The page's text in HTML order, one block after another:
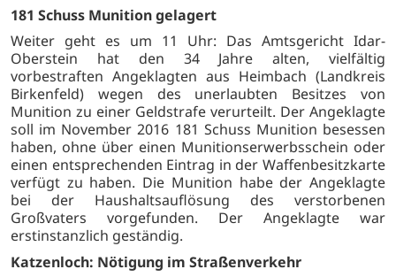
181 Schuss Munition gelagert
Weiter geht es um 11 Uhr: Das Amtsgericht Idar-
Oberstein hat den 34 Jahre alten, vielfältig
vorbestraften Angeklagten aus Heimbach (Landkreis
Birkenfeld) wegen des unerlaubten Besitzes von
Munition zu einer Geldstrafe verurteilt. Der Angeklagte
soll im November 2016 181 Schuss Munition besessen
haben, ohne über einen Munitionserwerbsschein oder
einen entsprechenden Eintrag in der Waffenbesitzkarte
verfügt zu haben. Die Munition habe der Angeklagte
bei der Haushaltsauflösung des verstorbenen
Großvaters vorgefunden. Der Angeklagte war
erstinstanzlich geständig.
Katzenloch: Nötigung im Straßenverkehr